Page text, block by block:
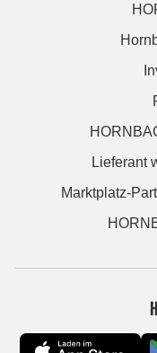
Lieferant
Marktplatz-